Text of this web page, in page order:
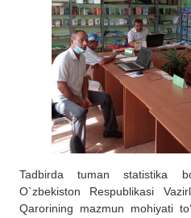
Tadbirda tuman statistika
O`zbekiston Respublikasi
Qarorining mazmun mohiyati